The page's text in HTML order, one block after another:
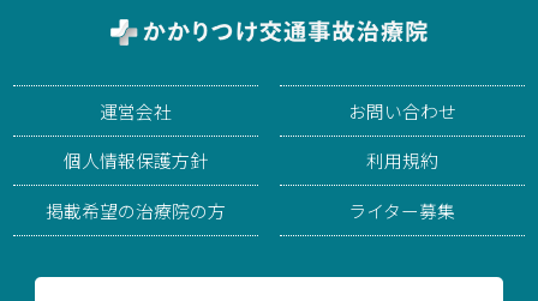
運営会社
個人情報保護方針
掲載希望の治療院の方
お問い合わせ
利用規約
ライター募集